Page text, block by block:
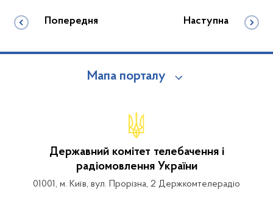
Попередня Наступна
Мапа порталу
Державний комітет телебачення і
радіомовлення України
01001, м. Київ, вул. Прорізна, 2 Держкомтелерадіо